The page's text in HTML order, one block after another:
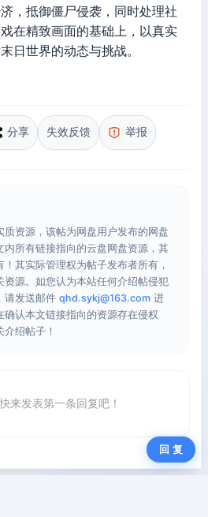
，抵御僵尸侵袭，同时处理社
在精致画面的基础上，以真实
日世界的动态与挑战。
分享 失效反馈 举报
质资源，该帖为网盘用户发布的网盘
内所有链接指向的云盘网盘资源，其
！其实际管理权为帖子发布者所有，
资源。如您认为本站任何介绍帖侵犯
请发送邮件 qhd.sykj@163.com 进
确认本文链接指向的资源存在侵权
绍帖子！
来发表第一条回复吧！
回 复